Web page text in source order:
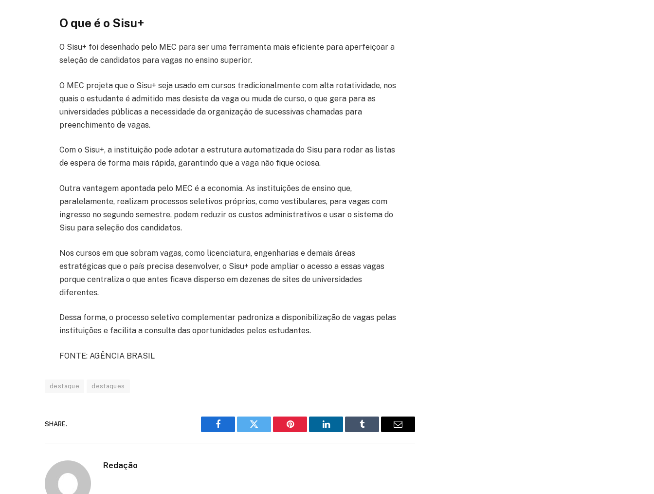
O que é o Sisu+
O Sisu+ foi desenhado pelo MEC para ser uma ferramenta mais eficiente para aperfeiçoar a
seleção de candidatos para vagas no ensino superior.
O MEC projeta que o Sisu+ seja usado em cursos tradicionalmente com alta rotatividade, nos
quais o estudante é admitido mas desiste da vaga ou muda de curso, o que gera para as
universidades públicas a necessidade da organização de sucessivas chamadas para
preenchimento de vagas.
Com o Sisu+, a instituição pode adotar a estrutura automatizada do Sisu para rodar as listas
de espera de forma mais rápida, garantindo que a vaga não fique ociosa.
Outra vantagem apontada pelo MEC é a economia. As instituições de ensino que,
paralelamente, realizam processos seletivos próprios, como vestibulares, para vagas com
ingresso no segundo semestre, podem reduzir os custos administrativos e usar o sistema do
Sisu para seleção dos candidatos.
Nos cursos em que sobram vagas, como licenciatura, engenharias e demais áreas
estratégicas que o país precisa desenvolver, o Sisu+ pode ampliar o acesso a essas vagas
porque centraliza o que antes ficava disperso em dezenas de sites de universidades
diferentes.
Dessa forma, o processo seletivo complementar padroniza a disponibilização de vagas pelas
instituições e facilita a consulta das oportunidades pelos estudantes.
FONTE: AGÊNCIA BRASIL
destaque destaques
SHARE.
Facebook Twitter Pinterest LinkedIn Tumblr Email
Redação